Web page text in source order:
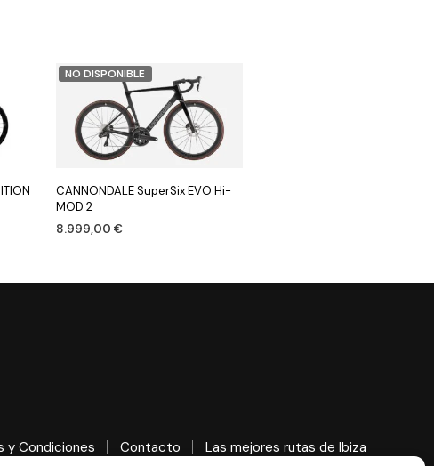
NO DISPONIBLE
CANNONDALE SuperSix EVO Hi-
MOD 2
8.999,00 €
y Condiciones Contacto Las mejores rutas de Ibiza